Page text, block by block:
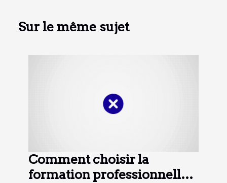
Sur le même sujet
Comment choisir la
formation professionnelle